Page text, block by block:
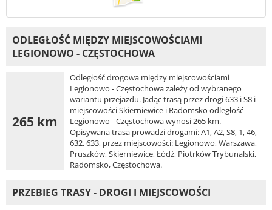
ODLEGŁOŚĆ MIĘDZY MIEJSCOWOŚCIAMI
LEGIONOWO - CZĘSTOCHOWA
265 km
Odległość drogowa między miejscowościami
Legionowo - Częstochowa zależy od wybranego
wariantu przejazdu. Jadąc trasą przez drogi 633 i S8 i
miejscowości Skierniewice i Radomsko odległość
Legionowo - Częstochowa wynosi 265 km.
Opisywana trasa prowadzi drogami: A1, A2, S8, 1, 46,
632, 633, przez miejscowości: Legionowo, Warszawa,
Pruszków, Skierniewice, Łódź, Piotrków Trybunalski,
Radomsko, Częstochowa.
PRZEBIEG TRASY - DROGI I MIEJSCOWOŚCI